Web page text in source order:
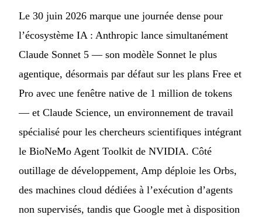
Le 30 juin 2026 marque une journée dense pour
l’écosystème IA : Anthropic lance simultanément
Claude Sonnet 5 — son modèle Sonnet le plus
agentique, désormais par défaut sur les plans Free et
Pro avec une fenêtre native de 1 million de tokens
— et Claude Science, un environnement de travail
spécialisé pour les chercheurs scientifiques intégrant
le BioNeMo Agent Toolkit de NVIDIA. Côté
outillage de développement, Amp déploie les Orbs,
des machines cloud dédiées à l’exécution d’agents
non supervisés, tandis que Google met à disposition